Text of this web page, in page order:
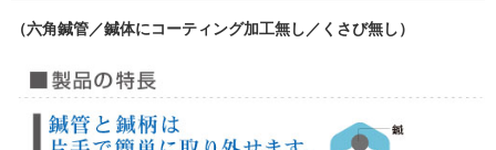
（六角鍼管／鍼体にコーティング加工無し／くさび無し）